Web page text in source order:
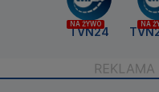
NA ŻYWO
TVN24
NA